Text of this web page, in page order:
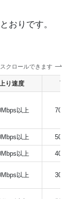
おりです。
スクロールできます
り速度 下
以上
以上
以上
以上